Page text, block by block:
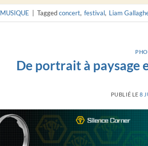
MUSIQUE Taggedconcert, festival, Liam
De portrait à paysage
PUBLIÉ LE8